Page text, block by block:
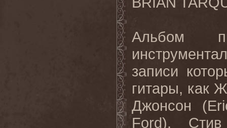
Альбом
записи
гитары, как
Джонсон
Ford),